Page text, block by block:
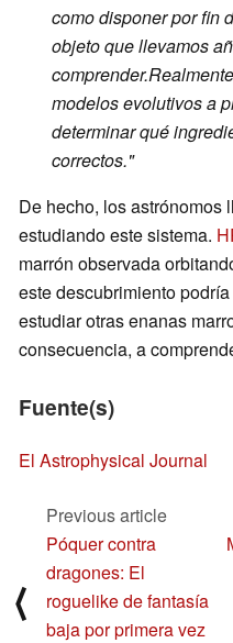
como disponer por fin
objeto que llevamos
comprender.
modelos evolutivos a
determinar qué
correctos."
De hecho, los astrónomos
estudiando este sistema.
marrón observada
este descubrimiento
estudiar otras enanas
consecuencia, a
Fuente(s)
El Astrophysical Journal
⟨
Previous article
Póquer contra
dragones: El
roguelike de fantasía
baja por primera vez